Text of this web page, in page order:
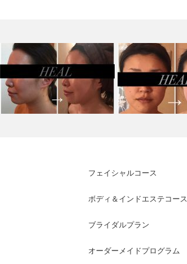
すみケア』 …
フェイシャルコース
ボディ＆インドエステコース
ブライダルプラン
オーダーメイドプログラム